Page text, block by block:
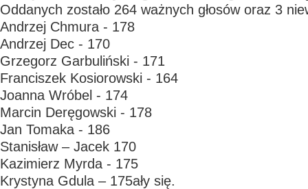
Oddanych zostało 264 ważnych głosów oraz 3
Andrzej Chmura - 178
Andrzej Dec - 170
Grzegorz Garbuliński - 171
Franciszek Kosiorowski - 164
Joanna Wróbel - 174
Marcin Deręgowski - 178
Jan Tomaka - 186
Stanisław – Jacek 170
Kazimierz Myrda - 175
Krystyna Gdula – 175ały się.